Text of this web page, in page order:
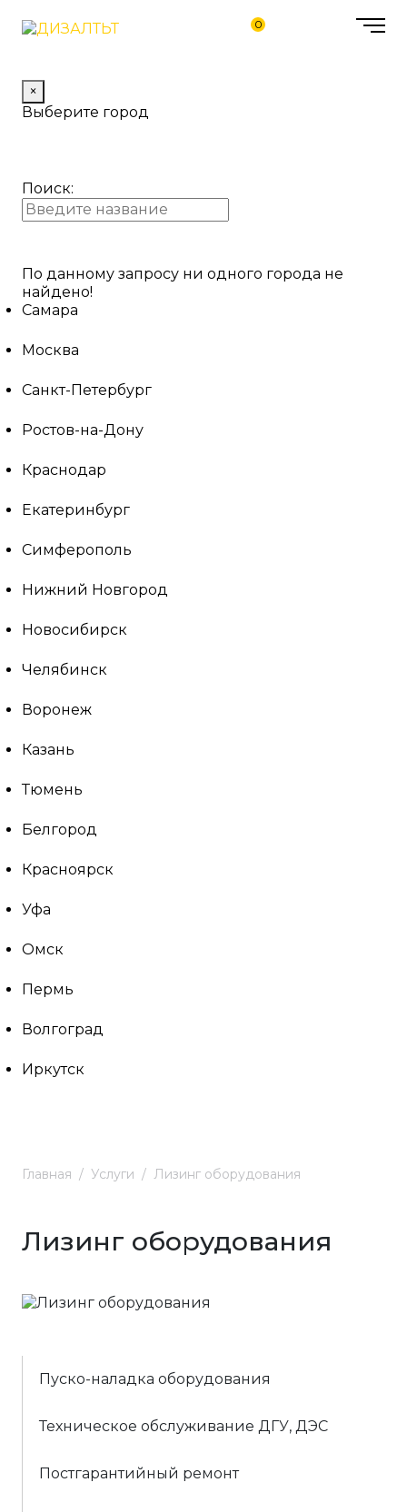
0
×
Выберите город
Поиск:
По данному запросу ни одного города не
найдено!
Самара
Москва
Санкт-Петербург
Ростов-на-Дону
Краснодар
Екатеринбург
Симферополь
Нижний Новгород
Новосибирск
Челябинск
Воронеж
Казань
Тюмень
Белгород
Красноярск
Уфа
Омск
Пермь
Волгоград
Иркутск
Главная Услуги Лизинг оборудования
Лизинг оборудования
Пуско-наладка оборудования
Техническое обслуживание ДГУ, ДЭС
Постгарантийный ремонт